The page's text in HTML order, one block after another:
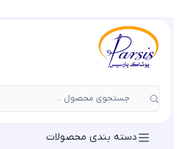
جستجوی محصول ...
دسته بندی محصولات